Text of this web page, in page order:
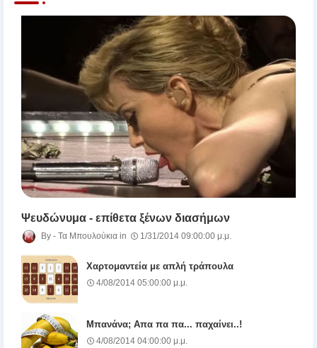
Ψευδώνυμα - επίθετα ξένων διασήμων
Τα Μπουλούκια 1/31/2014 09:00:00 μ.μ.
Χαρτομαντεία με απλή τράπουλα
4/08/2014 05:00:00 μ.μ.
Μπανάνα; Απα πα πα... παχαίνει..!
4/08/2014 04:00:00 μ.μ.